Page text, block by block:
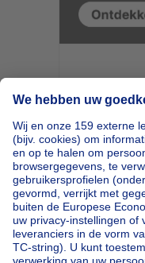
Home België
Brussel